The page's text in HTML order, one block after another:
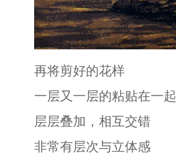
再将剪好的花样
一层又一层的粘贴在一起
层层叠加，相互交错
非常有层次与立体感